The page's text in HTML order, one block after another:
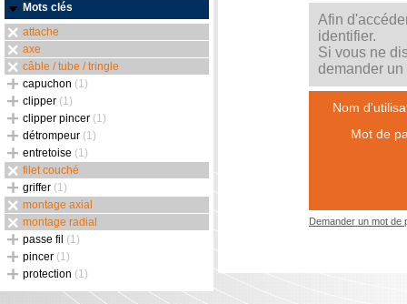
Mots clés
attache
axe
câble / tube / tringle
capuchon (1)
clipper (1)
clipper pincer (1)
détrompeur (1)
entretoise (1)
filet couché
griffer (1)
montage axial
montage radial
passe fil (1)
pincer (1)
protection (1)
Afin
identifier.
Si vous ne
demander
Nom
Mot de
Demander un mot de